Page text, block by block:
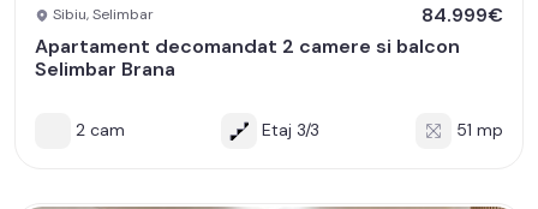
Sibiu, Selimbar
84.999€
Apartament decomandat 2 camere si balcon
Selimbar Brana
2 cam Etaj 3/3 51 mp